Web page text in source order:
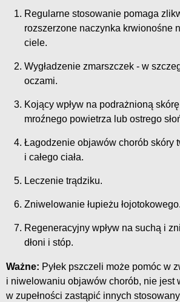
Regularne stosowanie pomaga
rozszerzone naczynka krwionośne
ciele.
Wygładzenie zmarszczek - w
oczami.
Kojący wpływ na podrażnioną
mroźnego powietrza lub ostrego
Łagodzenie objawów chorób skóry
i całego ciała.
Leczenie trądziku.
Zniwelowanie łupieżu łojotokowego.
Regeneracyjny wpływ na suchą i
dłoni i stóp.
Ważne: Pyłek pszczeli może pomóc w
i niwelowaniu objawów chorób, nie jest
w zupełności zastąpić innych